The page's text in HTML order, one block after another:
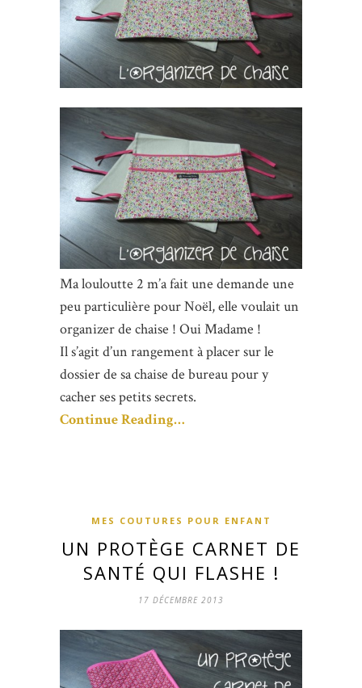
Ma louloutte 2 m’a fait une demande une
peu particulière pour Noël, elle voulait un
organizer de chaise ! Oui Madame !
Il s’agit d’un rangement à placer sur le
dossier de sa chaise de bureau pour y
cacher ses petits secrets.
Continue Reading…
MES COUTURES POUR ENFANT
UN PROTÈGE CARNET DE
SANTÉ QUI FLASHE !
17 DÉCEMBRE 2013